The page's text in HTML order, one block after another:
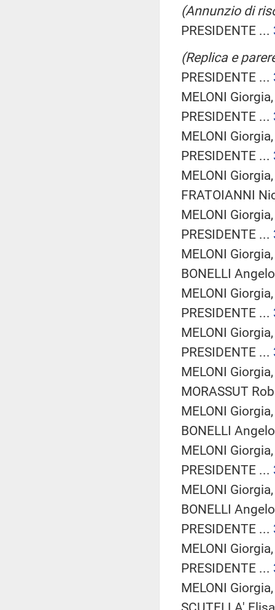
(Annunzio di
PRESIDENTE ...
(Replica e
PRESIDENTE ...
MELONI
PRESIDENTE ...
MELONI
PRESIDENTE ...
MELONI
FRATOIANNI
MELONI
PRESIDENTE ...
MELONI
BONELLI
MELONI
PRESIDENTE ...
MELONI
PRESIDENTE ...
MELONI
MORASSUT
MELONI
BONELLI
MELONI
PRESIDENTE ...
MELONI
BONELLI
PRESIDENTE ...
MELONI
PRESIDENTE ...
MELONI